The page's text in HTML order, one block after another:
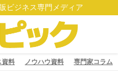
ビジネス専門メディア
資料 ノウハウ資料 専門家コラム